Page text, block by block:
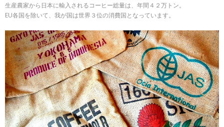
生産農家から日本に輸入されるコーヒー総量は、年間４２万トン。
EU各国を除いて、我が国は世界３位の消費国となっています。